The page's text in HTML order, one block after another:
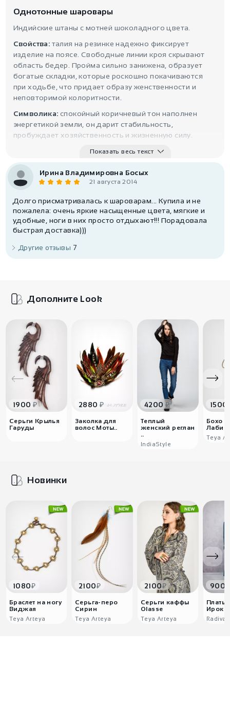
Однотонные шаровары
Индийские штаны с мотней шоколадного цвета.
Свойства: талия на резинке надежно фиксирует
изделие на поясе. Свободные линии кроя скрывают
область бедер. Пройма сильно занижена, образует
богатые складки, которые роскошно покачиваются
при ходьбе, что придает образу женственности и
неповторимой колоритности.
Символика: спокойный коричневый тон наполнен
энергетикой земли, он дарит стабильность,
пробуждает хозяйственность и жизненную силу.
Показать весь текст
Ирина Владимировна Босых
21 августа 2014
Долго присматривалась к шароварам... Купила и не
пожалела: очень яркие насыщенные цвета, мягкие и
удобные, ноги в них просто отдыхают!!! Порадовала
быстрая доставка)))
Другие отзывы 7
Дополните Look
1900 ₽
Серьги Крылья
Гаруды
2880 ₽
Заколка для
волос Моты..
4200 ₽
Теплый
женский реглан
..
IndiaStyle
1500
Бохо
Teya
Новинки
1080₽
Браслет на ногу
Виджая
Teya Arteya
2100₽
Серьга-перо
Сирин
Teya Arteya
2100₽
Серьги каффы
Оlasse
Teya Arteya
Ироко